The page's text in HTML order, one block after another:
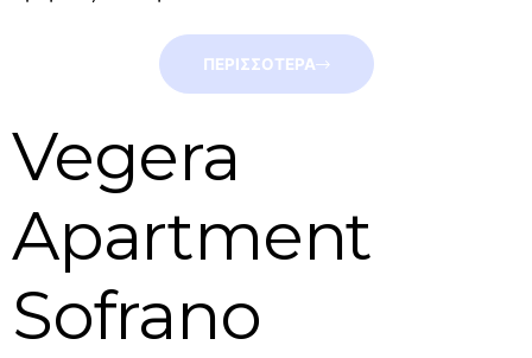
ΠΕΡΙΣΣΟΤΕΡΑ
Vegera
Apartment
Sofrano